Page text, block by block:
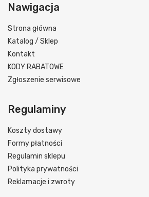
Nawigacja
Strona główna
Katalog / Sklep
Kontakt
KODY RABATOWE
Zgłoszenie serwisowe
Regulaminy
Koszty dostawy
Formy płatności
Regulamin sklepu
Polityka prywatności
Reklamacje i zwroty